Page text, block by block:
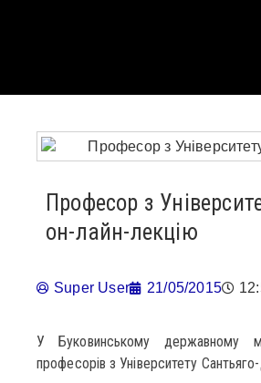
Професор з
он-лайн-лекцію
Super User 21/05/2015
У Буковинському державному
професорів з Університету